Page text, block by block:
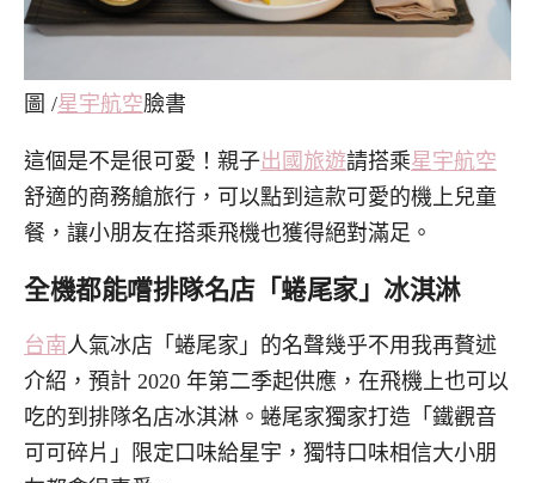
圖 /星宇航空臉書
這個是不是很可愛！親子出國旅遊請搭乘星宇航空
舒適的商務艙旅行，可以點到這款可愛的機上兒童
餐，讓小朋友在搭乘飛機也獲得絕對滿足。
全機都能嚐排隊名店「蜷尾家」冰淇淋
台南人氣冰店「蜷尾家」的名聲幾乎不用我再贅述
介紹，預計 2020 年第二季起供應，在飛機上也可以
吃的到排隊名店冰淇淋。蜷尾家獨家打造「鐵觀音
可可碎片」限定口味給星宇，獨特口味相信大小朋